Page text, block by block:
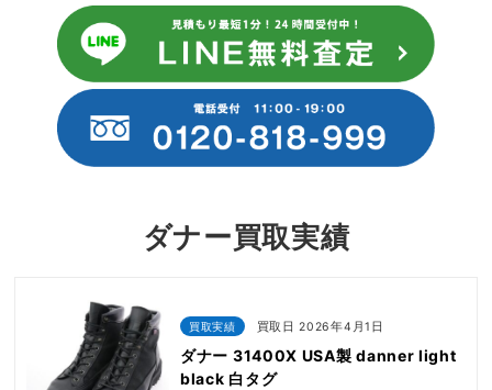
ダナー買取実績
買取実績 買取日 2026年4月1日
ダナー 31400X USA製 danner light
black 白タグ